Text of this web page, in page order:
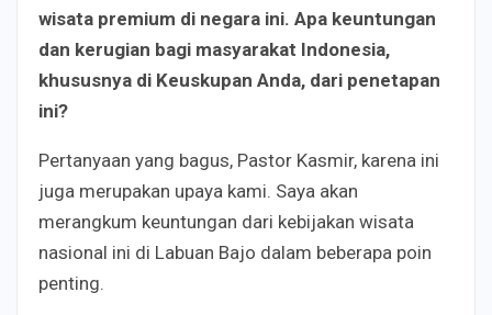
wisata premium di negara ini. Apa keuntungan
dan kerugian bagi masyarakat Indonesia,
khususnya di Keuskupan Anda, dari penetapan
ini?
Pertanyaan yang bagus, Pastor Kasmir, karena ini
juga merupakan upaya kami. Saya akan
merangkum keuntungan dari kebijakan wisata
nasional ini di Labuan Bajo dalam beberapa poin
penting.